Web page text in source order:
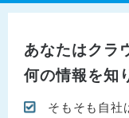
あなたはクラ
何の情報を知
そもそも自社